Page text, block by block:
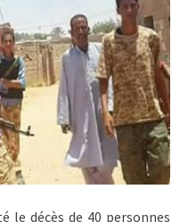
le décès de 40 personnes